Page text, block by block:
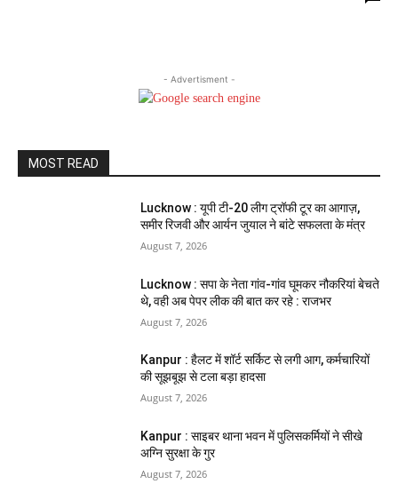
- Advertisment -
MOST READ
Lucknow : यूपी टी-20 लीग ट्रॉफी टूर का आगाज़,
समीर रिजवी और आर्यन जुयाल ने बांटे सफलता के मंत्र
August 7, 2026
Lucknow : सपा के नेता गांव-गांव घूमकर नौकरियां बेचते
थे, वही अब पेपर लीक की बात कर रहे : राजभर
August 7, 2026
Kanpur : हैलट में शॉर्ट सर्किट से लगी आग, कर्मचारियों
की सूझबूझ से टला बड़ा हादसा
August 7, 2026
Kanpur : साइबर थाना भवन में पुलिसकर्मियों ने सीखे
अग्नि सुरक्षा के गुर
August 7, 2026